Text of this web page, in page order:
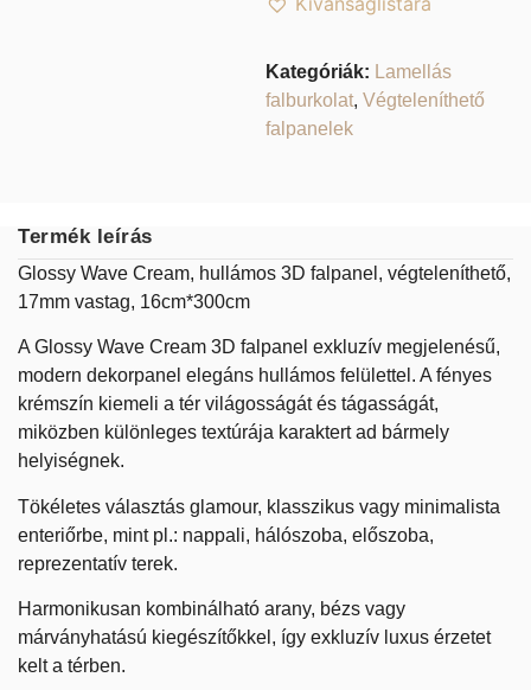
Kategóriák: Lamellás
falburkolat, Végteleníthető
falpanelek
Termék leírás
Glossy Wave Cream, hullámos 3D falpanel, végteleníthető,
17mm vastag, 16cm*300cm
A Glossy Wave Cream 3D falpanel exkluzív megjelenésű,
modern dekorpanel elegáns hullámos felülettel. A fényes
krémszín kiemeli a tér világosságát és tágasságát,
miközben különleges textúrája karaktert ad bármely
helyiségnek.
Tökéletes választás glamour, klasszikus vagy minimalista
enteriőrbe, mint pl.: nappali, hálószoba, előszoba,
reprezentatív terek.
Harmonikusan kombinálható arany, bézs vagy
márványhatású kiegészítőkkel, így exkluzív luxus érzetet
kelt a térben.